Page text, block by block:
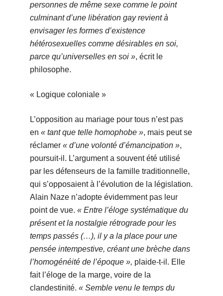
personnes de même sexe comme le point
culminant d’une libération gay revient à
envisager les formes d’existence
hétérosexuelles comme désirables en soi,
parce qu’universelles en soi », écrit le
philosophe.
« Logique coloniale »
L’opposition au mariage pour tous n’est pas
en « tant que telle homophobe », mais peut se
réclamer« d’une volonté d’émancipation »,
poursuit-il. L’argument a souvent été utilisé
par les défenseurs de la famille traditionnelle,
qui s’opposaient à l’évolution de la législation.
Alain Naze n’adopte évidemment pas leur
point de vue. « Entre l’éloge systématique du
présent et la nostalgie rétrograde pour les
temps passés (…), il y a la place pour une
pensée intempestive, créant une brèche dans
l’homogénéité de l’époque », plaide-t-il. Elle
fait l’éloge de la marge, voire de la
clandestinité. « Semble venu le temps du